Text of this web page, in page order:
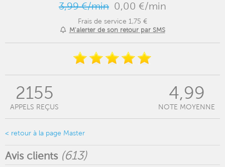
3,99 €/min 0,00 €/min
Frais de service 1,75 €
M'alerter de son retour par SMS
2155
APPELS REÇUS
4,99
NOTE MOYENNE
< retour à la page Master
Avis clients (613)